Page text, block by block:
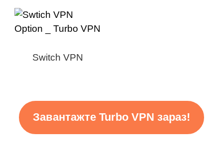
Switch VPN
Завантажте Turbo VPN зараз!